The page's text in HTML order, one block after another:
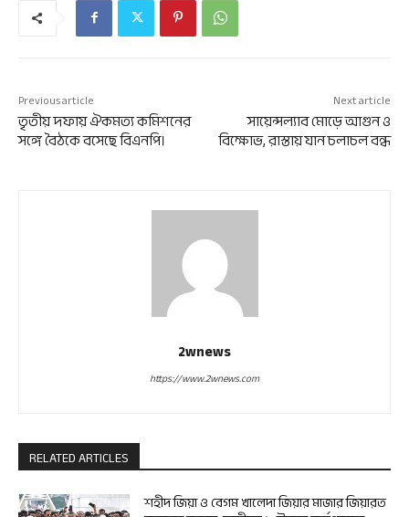
Previous article
তৃতীয় দফায় ঐকমত্য কমিশনের
সঙ্গে বৈঠকে বসেছে বিএনপি।
Next article
সায়েন্সল্যাব মোড়ে আগুন ও
বিক্ষোভ, রাস্তায় যান চলাচল বন্ধ
2wnews
https://www.2wnews.com
RELATED ARTICLES
শহীদ জিয়া ও বেগম খালেদা জিয়ার মাজার জিয়ারত